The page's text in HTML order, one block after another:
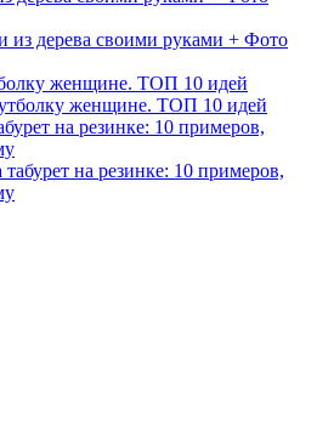
женщине. ТОП 10 идей
на резинке: 10 примеров,